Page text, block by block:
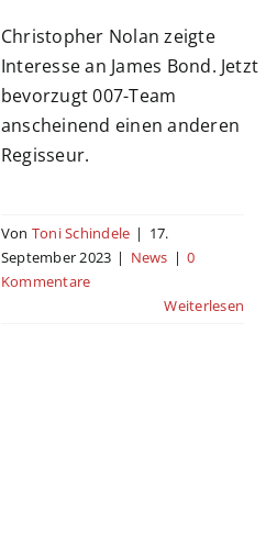
Christopher Nolan zeigte
Interesse an James Bond. Jetzt
bevorzugt 007-Team
anscheinend einen anderen
Regisseur.
Von Toni Schindele | 17.
September 2023 | News | 0
Kommentare
Weiterlesen